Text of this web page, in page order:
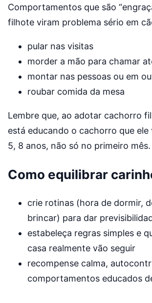
Comportamentos que são
filhote viram problema sério em
pular nas visitas
morder a mão para chamar
montar nas pessoas ou em
roubar comida da mesa
Lembre que, ao adotar cachorro
está educando o cachorro que ele
5, 8 anos, não só no primeiro mês.
Como equilibrar
crie rotinas (hora de dormir,
brincar) para dar
estabeleça regras simples e
casa realmente vão seguir
recompense calma,
comportamentos educados